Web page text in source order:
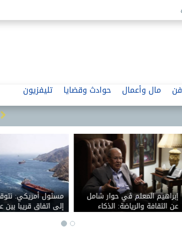
فن مال وأعمال حوادث وقضايا تليفزيون
حقوقيون مغاربة: مصرع 141
شخصا خلال محاولة العبور إلى
سبتة.. والحصيلة مرشحة للارتفاع
رئيس شعبة المواد
المواطن لم يشعر
الطاقة رغم